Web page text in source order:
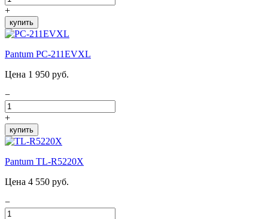
+
купить
Pantum PC-211EVXL
Цена 1 950 руб.
−
+
купить
Pantum TL-R5220X
Цена 4 550 руб.
−